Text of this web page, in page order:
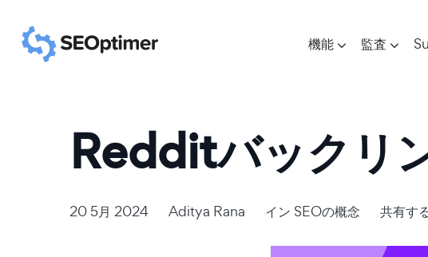
機能 監査
Redditバックリ
20 5月 2024 Aditya Rana イン SEOの概念 共有す